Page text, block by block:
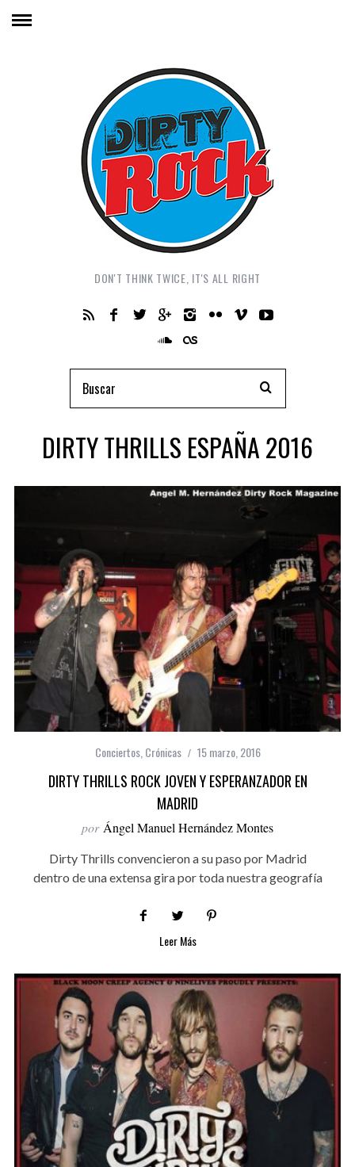
DON'T THINK TWICE, IT'S ALL RIGHT
DIRTY THRILLS ESPAÑA 2016
Conciertos, Crónicas 15 marzo, 2016
DIRTY THRILLS ROCK JOVEN Y ESPERANZADOR EN
MADRID
por Ángel Manuel Hernández Montes
Dirty Thrills convencieron a su paso por Madrid
dentro de una extensa gira por toda nuestra geografía
Leer Más